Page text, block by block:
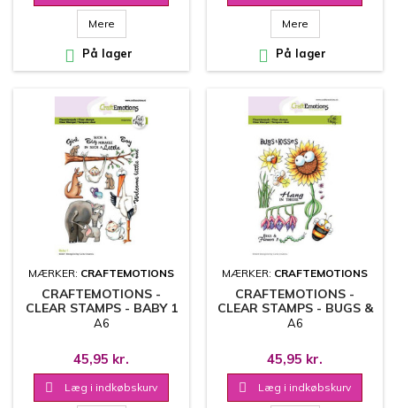
Mere
 På lager
Mere
 På lager
MÆRKER: CRAFTEMOTIONS
CRAFTEMOTIONS -
CLEAR STAMPS - BABY 1
- 130501/1513
A6
45,95 kr.
 Læg i indkøbskurv
MÆRKER: CRAFTEMOTIONS
CRAFTEMOTIONS -
CLEAR STAMPS - BUGS &
FLOWERS 3 - 130501/1697
A6
45,95 kr.
 Læg i indkøbskurv